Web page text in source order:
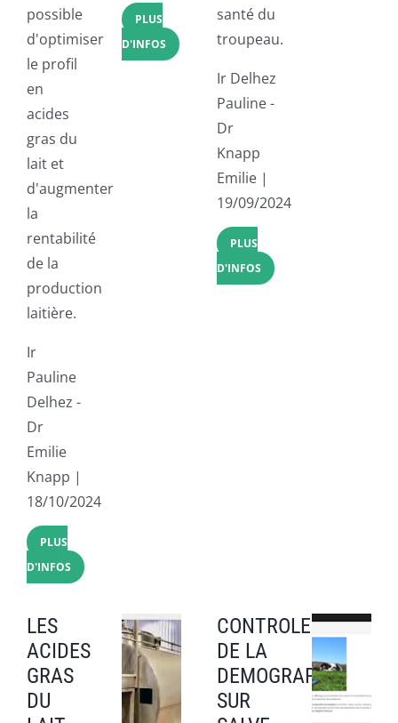
possible
d'optimiser
le profil
en
acides
gras du
lait et
d'augmenter
la
rentabilité
de la
production
laitière​.
Ir
Pauline
Delhez -
Dr
Emilie
Knapp |
18/10/2024
PLUS
D'INFOS
PLUS
D'INFOS
santé du
troupeau.
Ir Delhez
Pauline -
Dr
Knapp
Emilie |
19/09/2024
PLUS
D'INFOS
LES
ACIDES
GRAS
DU
CONTROLE
DE LA
DEMOGRAPHIE
SUR